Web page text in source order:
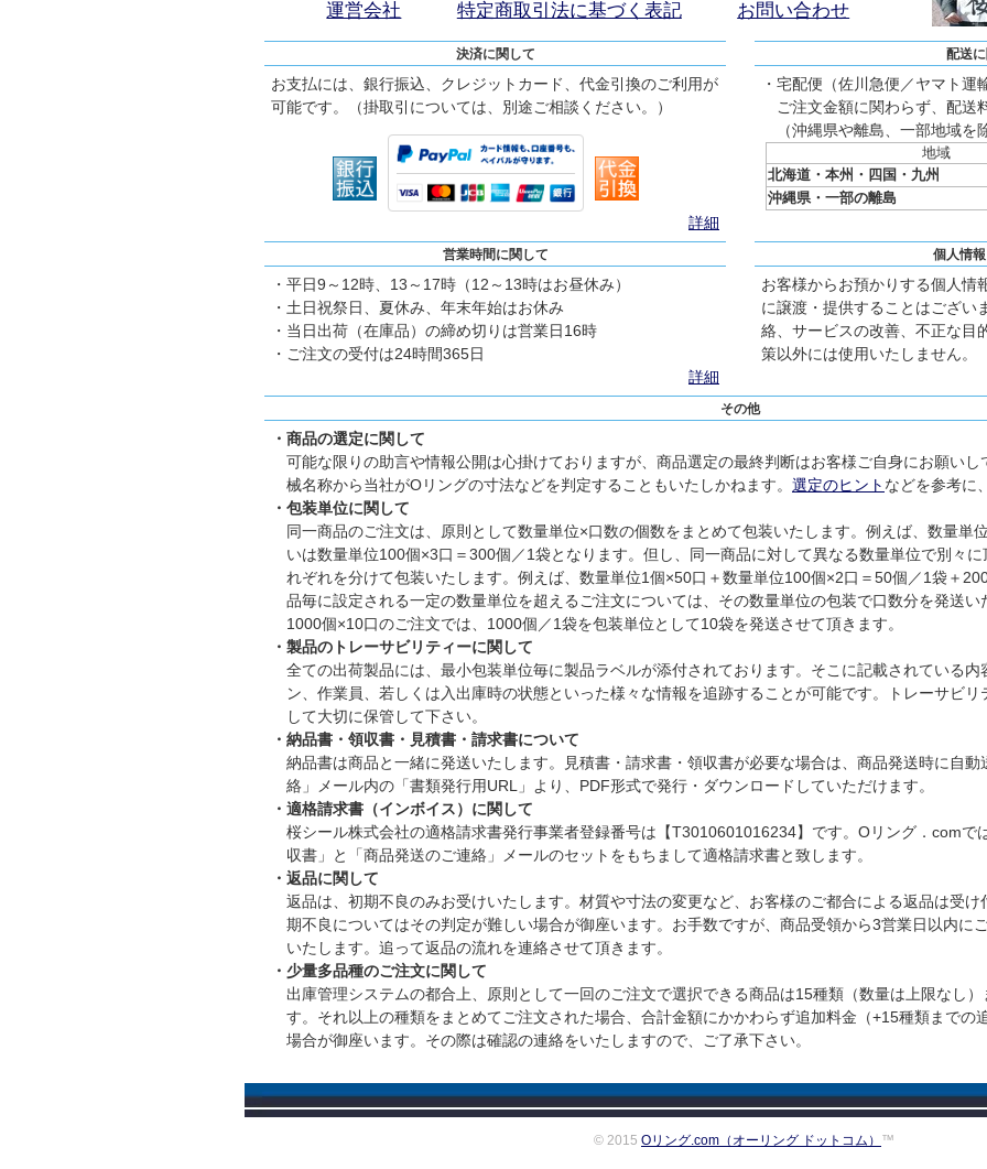
運営会社 特定商取引法に基づく表記 お問い合わせ
決済に関して 配送
お支払には、銀行振込、クレジットカード、代金引換のご利用が
可能です。（掛取引については、別途ご相談ください。）
・宅配便（佐川急便／ヤマト運
ご注文金額に関わらず、配送
（沖縄県や離島、一部地域を
地域
北海道・本州・四国・九州
沖縄県・一部の離島
詳細
営業時間に関して 個人情
・平日9～12時、13～17時（12～13時はお昼休み）
・土日祝祭日、夏休み、年末年始はお休み
・当日出荷（在庫品）の締め切りは営業日16時
・ご注文の受付は24時間365日
お客様からお預かりする個人情
に譲渡・提供することはござい
絡、サービスの改善、不正な目
策以外には使用いたしません。
詳細
その他
・商品の選定に関して
可能な限りの助言や情報公開は心掛けておりますが、商品選定の最終判断はお客様ご自身にお願い
械名称から当社がOリングの寸法などを判定することもいたしかねます。 選定のヒント などを参考に
・包装単位に関して
同一商品のご注文は、原則として数量単位×口数の個数をまとめて包装いたします。例えば、数量単
いは数量単位100個×3口＝300個／1袋となります。但し、同一商品に対して異なる数量単位で別々
れぞれを分けて包装いたします。例えば、数量単位1個×50口＋数量単位100個×2口＝50個／1袋＋
品毎に設定される一定の数量単位を超えるご注文については、その数量単位の包装で口数分を発送
1000個×10口のご注文では、1000個／1袋を包装単位として10袋を発送させて頂きます。
・製品のトレーサビリティーに関して
全ての出荷製品には、最小包装単位毎に製品ラベルが添付されております。そこに記載されている
ン、作業員、若しくは入出庫時の状態といった様々な情報を追跡することが可能です。トレーサビ
して大切に保管して下さい。
・納品書・領収書・見積書・請求書について
納品書は商品と一緒に発送いたします。見積書・請求書・領収書が必要な場合は、商品発送時に自
絡」メール内の「書類発行用URL」より、PDF形式で発行・ダウンロードしていただけます。
・適格請求書（インボイス）に関して
桜シール株式会社の適格請求書発行事業者登録番号は【T3010601016234】です。Oリング．comで
収書」と「商品発送のご連絡」メールのセットをもちまして適格請求書と致します。
・返品に関して
返品は、初期不良のみお受けいたします。材質や寸法の変更など、お客様のご都合による返品は受
期不良についてはその判定が難しい場合が御座います。お手数ですが、商品受領から3営業日以内に
いたします。追って返品の流れを連絡させて頂きます。
・少量多品種のご注文に関して
出庫管理システムの都合上、原則として一回のご注文で選択できる商品は15種類（数量は上限なし
す。それ以上の種類をまとめてご注文された場合、合計金額にかかわらず追加料金（+15種類までの
場合が御座います。その際は確認の連絡をいたしますので、ご了承下さい。
© 2015 Oリング.com（オーリング ドットコム） ™